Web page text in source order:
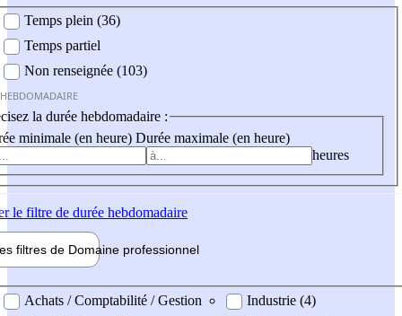
Temps plein (36)
Temps partiel
Non renseignée (103)
la durée hebdomadaire :
minimale (en heure) Durée maximale (en heure)
heures
le filtre de durée hebdomadaire
filtres de Domaine professionnel
professionel
Achats / Comptabilité / Gestion
Industrie (4)